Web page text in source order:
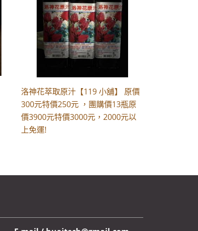
洛神花萃取原汁【119 小舖】 原價
300元特價250元 ，團購價13瓶原
價3900元特價3000元，2000元以
上免運!